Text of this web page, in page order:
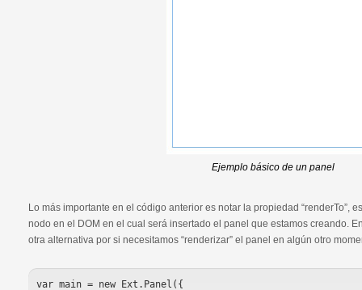
Ejemplo básico de un panel
Lo más importante en el código anterior es notar la propiedad “renderTo”,
nodo en el DOM en el cual será insertado el panel que estamos creando.
otra alternativa por si necesitamos “renderizar” el panel en algún otro
var main = new Ext.Panel({